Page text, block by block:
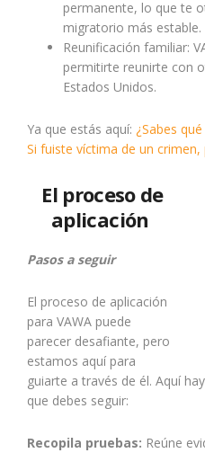
permanente, lo que te
migratorio más estable.
Reunificación familiar:
permitirte reunirte con
Estados Unidos.
Ya que estás aquí: ¿Sabes
Si fuiste víctima de un
El proceso de
aplicación
Pasos a seguir
El proceso de aplicación
para VAWA puede
parecer desafiante, pero
estamos aquí para
guiarte a través de él. Aquí
que debes seguir:
Recopila pruebas: Reúne